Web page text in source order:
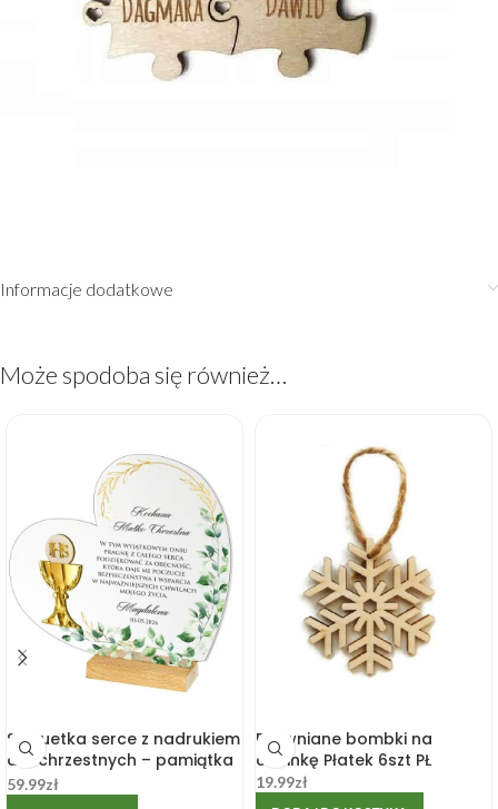
Informacje dodatkowe
Może spodoba się również…
Statuetka serce z nadrukiem
dla chrzestnych – pamiątka
Komunii 13,5 x 13,5 cm
59.99zł
Drewniane bombki na
choinkę Płatek 6szt PŁ
19.99zł